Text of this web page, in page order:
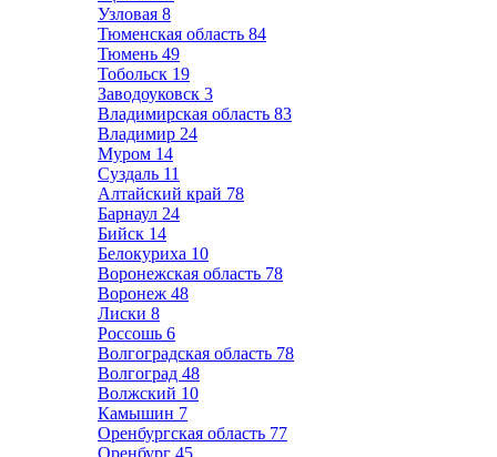
Узловая 8
Тюменская область 84
Тюмень 49
Тобольск 19
Заводоуковск 3
Владимирская область 83
Владимир 24
Муром 14
Суздаль 11
Алтайский край 78
Барнаул 24
Бийск 14
Белокуриха 10
Воронежская область 78
Воронеж 48
Лиски 8
Россошь 6
Волгоградская область 78
Волгоград 48
Волжский 10
Камышин 7
Оренбургская область 77
Оренбург 45